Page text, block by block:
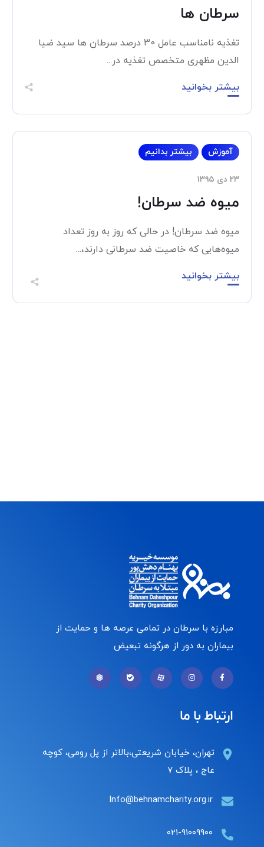
سرطان ها
تغذیه نامناسب عامل 30 درصد سرطان ها سید ضیا
الدین مظهری متخصص تغذیه در...
بیشتر بخوانید
آموزش بیشتر بدانیم
۲۳ دی ۱۳۹۵
میوه ضد سرطان!
میوه ضد سرطان! در حالی که روز به روز تعداد
میوه‌هایی که خاصیت ضد سرطانی دارند،...
بیشتر بخوانید
مبارزه با سرطان در تمامی عرصه ها و حمایت از
بیماران به دور از هرگونه تبعیض
ارتباط با ما
تهران، خیابان شریعتی،بالاتر از پل رومی، کوچه
عاج ، پلاک ۷
Info@behnamcharity.org.ir
۰۲۱-۹۱۰۰۹۹۰۰